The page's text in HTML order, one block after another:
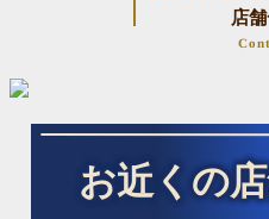
店
お近くの